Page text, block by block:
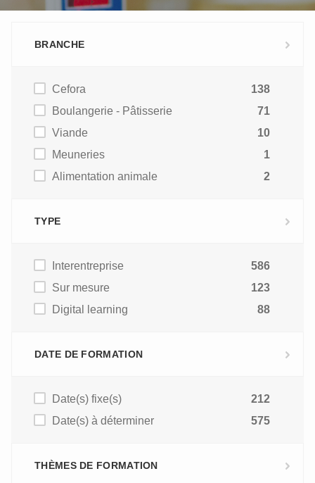
BRANCHE
Cefora
138
Boulangerie - Pâtisserie
71
Viande
10
Meuneries
1
Alimentation animale
2
TYPE
Interentreprise
586
Sur mesure
123
Digital learning
88
DATE DE FORMATION
Date(s) fixe(s)
212
Date(s) à déterminer
575
THÈMES DE FORMATION